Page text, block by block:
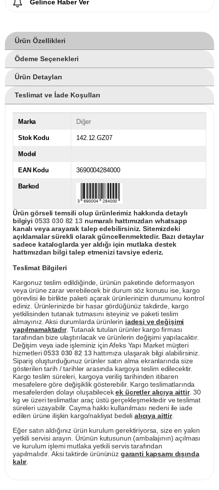
Gelince Haber Ver
Ürün Özellikleri
Ödeme Seçenekleri
Ürün Detayları
Teslimat ve İade Koşulları
Marka Diğer
Stok Kodu 142.12.GZ07
Model
EAN Kodu 3690004284000
Barkod
Ürün görseli temsili olup ürünlerimiz hakkında detaylı
bilgiyi 0533 030 82 13numaralı hattımızdan whatsapp
kanalı veya arayarak talep edebilirsiniz. Sitemizdeki
açıklamalar sürekli olarak güncellenmektedir. Bazı detaylar
sadece kataloglarda yer aldığı için mutlaka destek
hattımızdan bilgi talep etmenizi tavsiye ederiz.
Teslimat Bilgileri
Kargonuz teslim edildiğinde, ürünün paketinde deformasyon
veya ürüne zarar verebilecek bir durum söz konusu ise, kargo
görevlisi ile birlikte paketi açarak ürünlerinizin durumunu kontrol
ediniz. Ürünlerinizde bir hasar gördüğünüz takdirde, kargo
yetkilisinden tutanak tutmasını isteyiniz ve paketi teslim
almayınız. Aksi durumlarda ürünlerin iadesi ve değişimi
yapılmamaktadır. Tutanak tutulan ürünler kargo firması
tarafından bize ulaştırılacak ve ürünlerin değişimi yapılacaktır.
Değişim veya iade işleminiz için Afeks Yapı Market müşteri
hizmetleri0533 030 82 13hattımıza ulaşarak bilgi alabilirsiniz.
Sipariş oluşturduğunuz ürünler satın alma ekranlarında size
gösterilen tarih / tarihler arasında kargoya teslim edilecektir.
Kargo teslim süreleri, kargoya veriliş tarihinden itibaren
mesafelere göre değişiklik gösterebilir. Kargo teslimatlarında
mesafelerden dolayı oluşabilecekek ücretler alıcıya aittir. 30
kg ve üzeri teslimatlar araç üstü gerçekleşmektedir ve teslimat
süreleri uzayabilir. Cayma hakkı kullanılması nedeni ile iade
edilen ürüne ilişkin kargo/nakliyat bedeli alıcıya aittir.
Eğer satın aldığınız ürün kurulum gerektiriyorsa, size en yakın
yetkili servisi arayın. Ürünün kutusunun (ambalajının) açılması
ve kurulum işlemi mutlaka yetkili servis tarafından
yapılmalıdır. Aksi taktirde ürününüz garanti kapsamı dışında
kalır.